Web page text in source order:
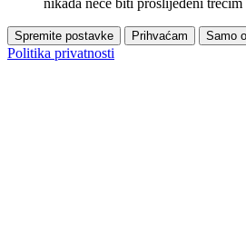
nikada neće biti proslijeđeni trećim
Spremite postavke Prihvaćam Samo
Politika privatnosti